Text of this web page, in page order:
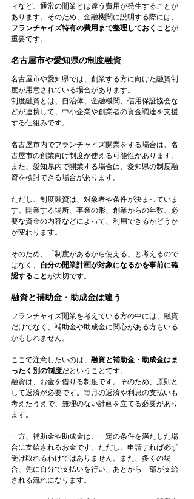
ィなど、通常の開業とは違う費用が発生することが
あります。そのため、金融機関に説明する際には、
フランチャイズ特有の費用まで整理しておくことが
重要です。
名古屋市や愛知県の制度融資
名古屋市や愛知県では、創業する方に向けた融資制
度が用意されている場合があります。
制度融資とは、自治体、金融機関、信用保証協会な
どが連携して、中小企業や創業者の資金調達を支援
する仕組みです。
名古屋市内でフランチャイズ開業をする場合は、名
古屋市の創業向け制度が使える可能性があります。
また、愛知県内で開業する場合は、愛知県の制度融
資を検討できる場合があります。
ただし、制度融資は、対象者や条件が決まっていま
す。開業する場所、事業の形、創業からの年数、必
要な資金の内容などによって、利用できるかどうか
が変わります。
そのため、「制度があるから使える」と考えるので
はなく、 自分の開業計画が対象になるかを事前に確
認することが大切です。
融資と補助金・助成金は違う
フランチャイズ開業を考えている方の中には、融資
だけでなく、補助金や助成金に関心がある方もいる
かもしれません。
ここで注意したいのは、 融資と補助金・助成金はま
ったく別の制度だということです。
融資は、お金を借りる制度です。そのため、原則と
して返済が必要です。毎月の返済や利息の支払いも
考えたうえで、無理のない計画を立てる必要があり
ます。
一方、補助金や助成金は、一定の条件を満たした場
合に支給されるお金です。ただし、申請すれば必ず
受け取れるわけではありません。また、多くの場
合、先に自分で支払いを行い、あとから一部が支給
される流れになります。